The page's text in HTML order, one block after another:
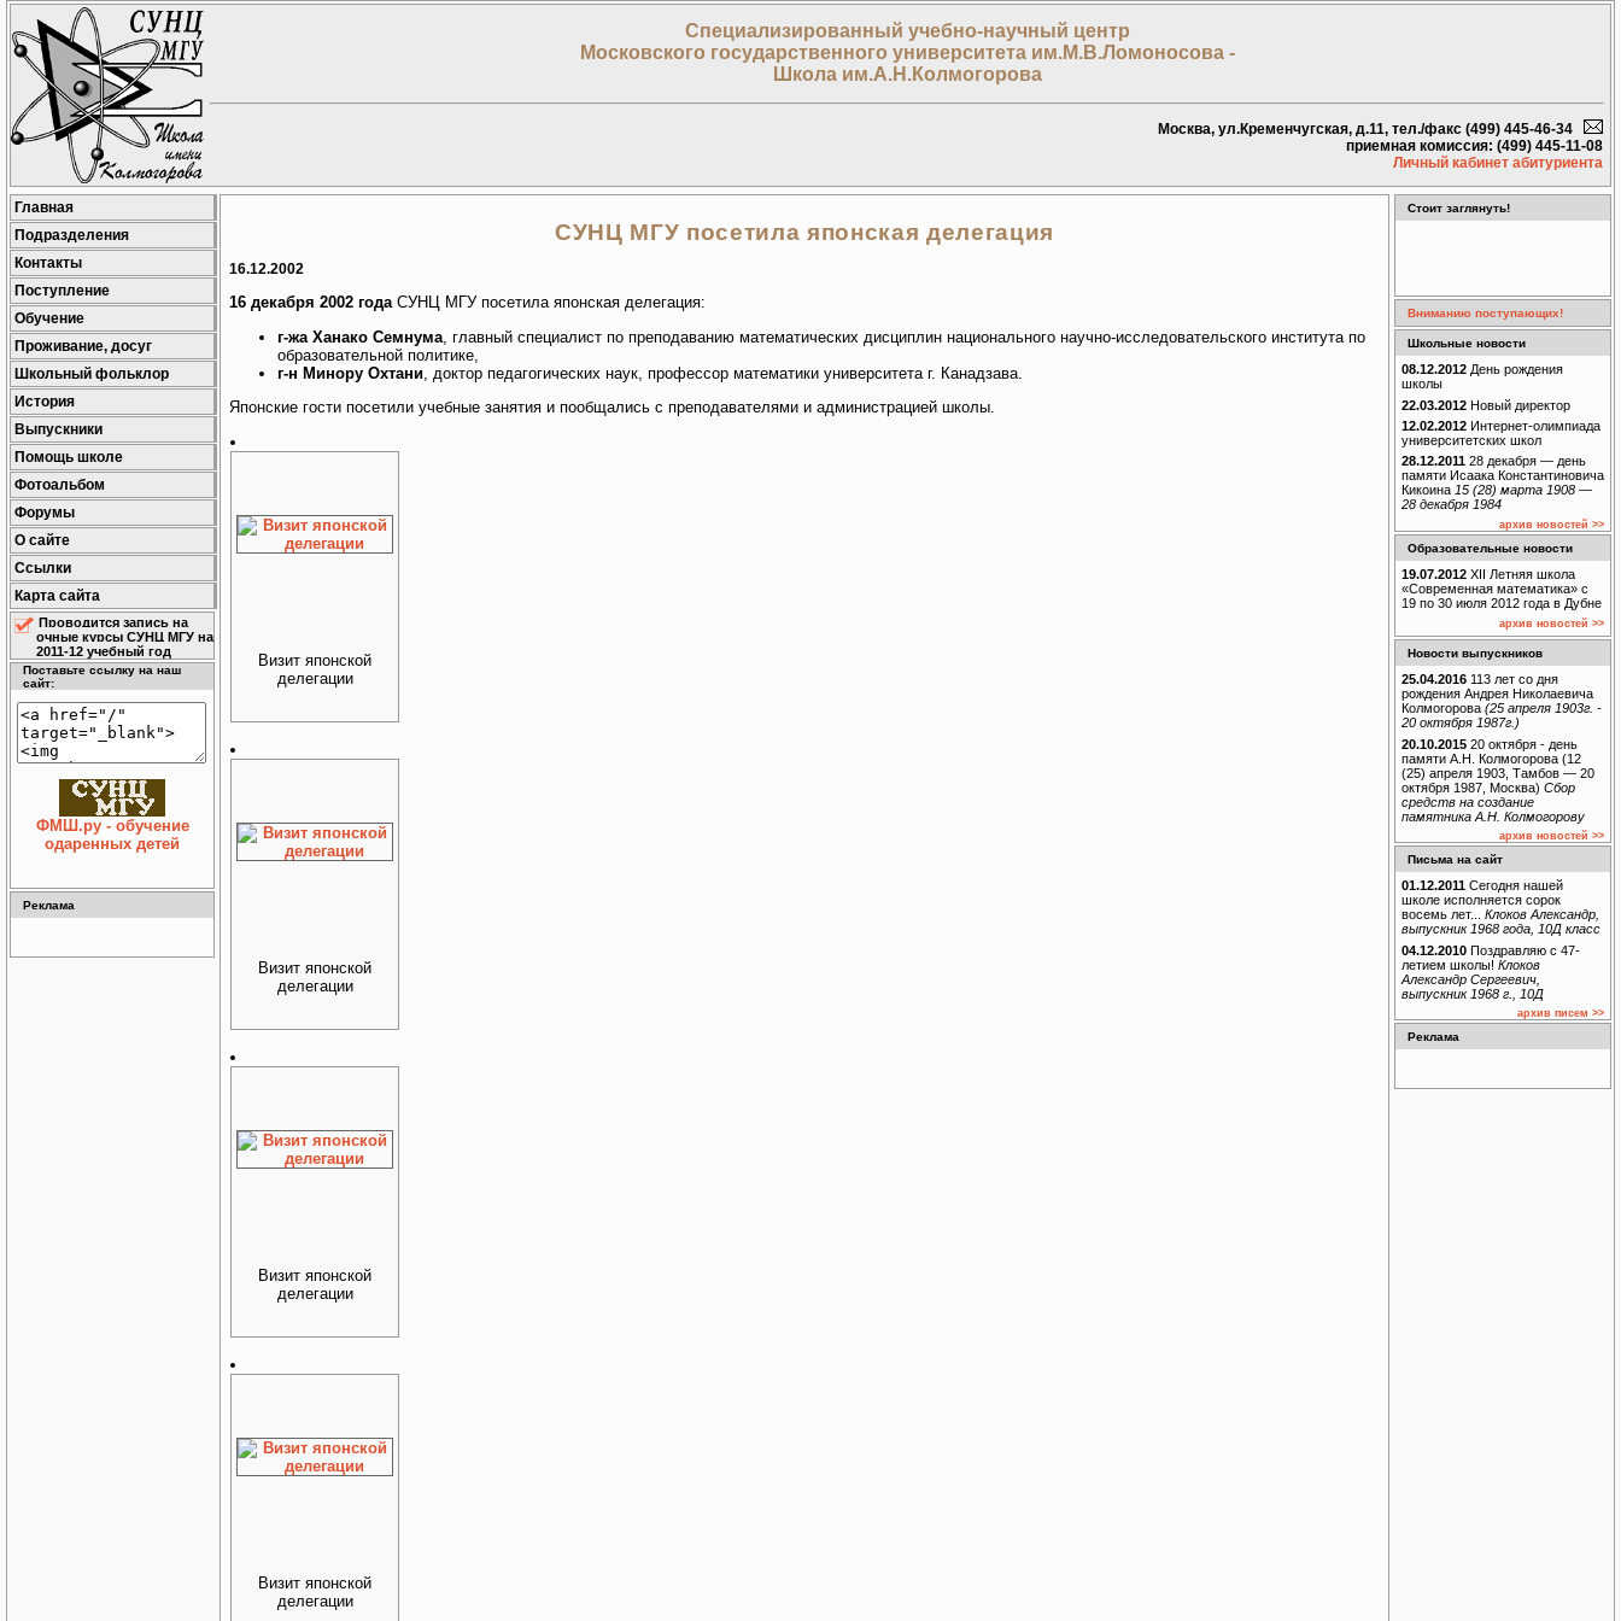
Специализированный учебно-научный центр
Московского государственного университета им.М.В.Ломоносова -
Школа им.А.Н.Колмогорова
Москва, ул.Кременчугская, д.11, тел./факс (499) 445-46-34
приемная комиссия: (499) 445-11-08
Личный кабинет абитуриента
Главная
Подразделения
Контакты
Поступление
Обучение
Проживание, досуг
Школьный фольклор
История
Выпускники
Помощь школе
Фотоальбом
Форумы
О сайте
Ссылки
Карта сайта
Проводится запись на
очные курсы СУНЦ МГУ на
2011-12 учебный год
Поставьте ссылку на наш
сайт:
ФМШ.ру - обучение
одаренных детей
Реклама
СУНЦ МГУ посетила японская делегация
16.12.2002
16 декабря 2002 годаСУНЦ МГУ посетила японская делегация:
г-жа Ханако Семнума , главный специалист по преподаванию математических дисциплин национального научно-исследовательского института по
образовательной политике,
г-н Минору Охтани , доктор педагогических наук, профессор математики университета г. Канадзава.
Японские гости посетили учебные занятия и пообщались с преподавателями и администрацией школы.
Визит японской
делегации
Визит японской
делегации
Визит японской
делегации
Визит японской
делегации
Стоит заглянуть!
Вниманию поступающих!
Школьные новости
08.12.2012 День рождения
школы
22.03.2012 Новый директор
12.02.2012 Интернет-олимпиада
университетских школ
28.12.2011 28 декабря — день
памяти Исаака Константиновича
Кикоина 15 (28) марта 1908 —
28 декабря 1984
архив новостей >>
Образовательные новости
19.07.2012 XII Летняя школа
«Современная математика» с
19 по 30 июля 2012 года в Дубне
архив новостей >>
Новости выпускников
25.04.2016 113 лет со дня
рождения Андрея Николаевича
Колмогорова (25 апреля 1903г. -
20 октября 1987г.)
20.10.2015 20 октября - день
памяти А.Н. Колмогорова (12
(25) апреля 1903, Тамбов — 20
октября 1987, Москва) Сбор
средств на создание
памятника А.Н. Колмогорову
архив новостей >>
Письма на сайт
01.12.2011 Сегодня нашей
школе исполняется сорок
восемь лет... Клоков Александр,
выпускник 1968 года, 10Д класс
04.12.2010 Поздравляю с 47-
летием школы! Клоков
Александр Сергеевич,
выпускник 1968 г., 10Д
архив писем >>
Реклама